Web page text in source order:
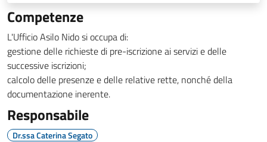
Competenze
L'Ufficio Asilo Nido si occupa di:
gestione delle richieste di pre-iscrizione ai servizi e delle
successive iscrizioni;
calcolo delle presenze e delle relative rette, nonché della
documentazione inerente.
Responsabile
Dr.ssa Caterina Segato